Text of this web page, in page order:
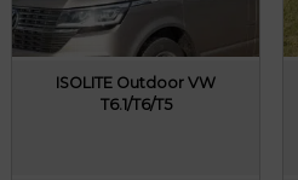
s
ISOLITE Outdoor VW
T6.1/T6/T5